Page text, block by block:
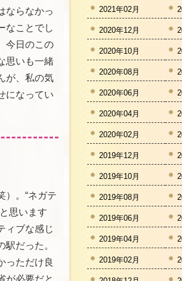
ならなかっ
なことでし
今日のこの
思いも一緒
が、私の気
になってい
）。“ネガテ
思います
ィブな感じ
だった。
っただけ良
が必要だと
2021年02月
2020年12月
2020年10月
2020年08月
2020年06月
2020年04月
2020年02月
2019年12月
2019年10月
2019年08月
2019年06月
2019年04月
2019年02月